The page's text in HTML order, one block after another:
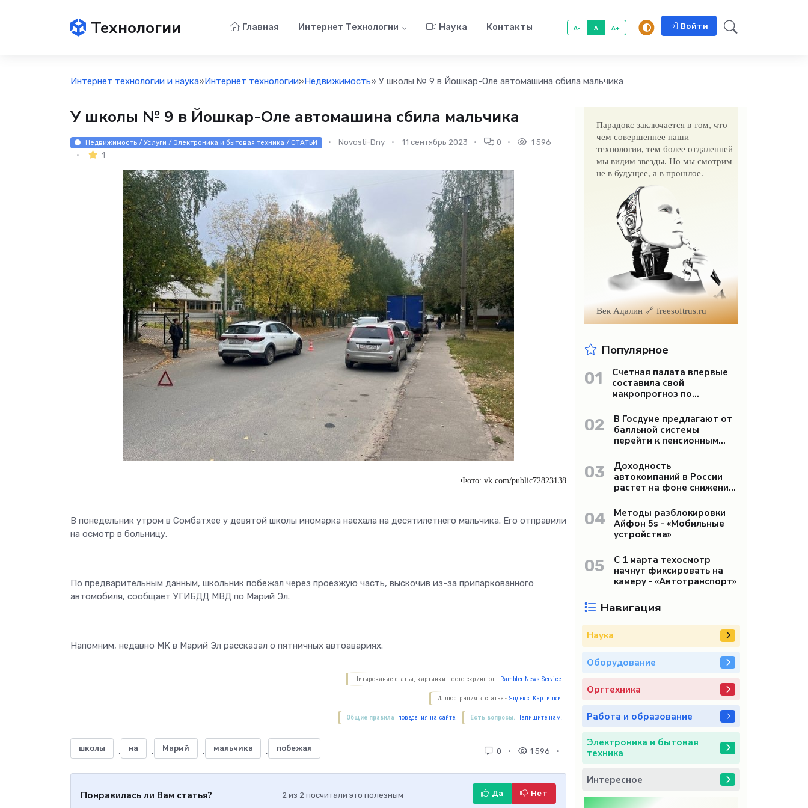
Технологии Главная Интернет Технологии Наука Контакты A- A A+ Войти
Интернет технологии и наука»Интернет технологии»Недвижимость» У школы № 9 в Йошкар-Оле автомашина сбила мальчика
У школы № 9 в Йошкар-Оле автомашина сбила мальчика
Недвижимость / Услуги / Электроника и бытовая техника / СТАТЬИ Novosti-Dny 11 сентябрь 2023 0
1 596
1
Фото: vk.com/public72823138
В понедельник утром в Сомбатхее у девятой школы иномарка наехала на десятилетнего мальчика. Его отправили
на осмотр в больницу.
По предварительным данным, школьник побежал через проезжую часть, выскочив из-за припаркованного
автомобиля, сообщает УГИБДД МВД по Марий Эл.
Напомним, недавно МК в Марий Эл рассказал о пятничных автоавариях.
Цитирование статьи, картинки - фото скриншот - Rambler News Service.
Иллюстрация к статье - Яндекс. Картинки.
Есть вопросы. Напишите нам.
Общие правила поведения на сайте.
школы , на , Марий , мальчика , побежал 0 1 596
Понравилась ли Вам статья? 2из 2посчитали это полезным Да Нет
Парадокс заключается в том, что
чем совершеннее наши
технологии, тем более отдаленней
мы видим звезды. Но мы смотрим
не в будущее, а в прошлое.
Век Адалин 🔗 freesoftrus.ru
Популярное
01
Счетная палата впервые
составила свой
макропрогноз по
«Бизнес»
02
В Госдуме предлагают от
балльной системы
перейти к пенсионным
03
Доходность
автокомпаний в России
растет на фоне снижения
04
Методы разблокировки
Айфон 5s - «Мобильные
устройства»
05
С 1 марта техосмотр
начнут фиксировать на
камеру - «Автотранспорт»
Навигация
Наука
Оборудование
Оргтехника
Работа и образование
Электроника и бытовая
техника
Интересное